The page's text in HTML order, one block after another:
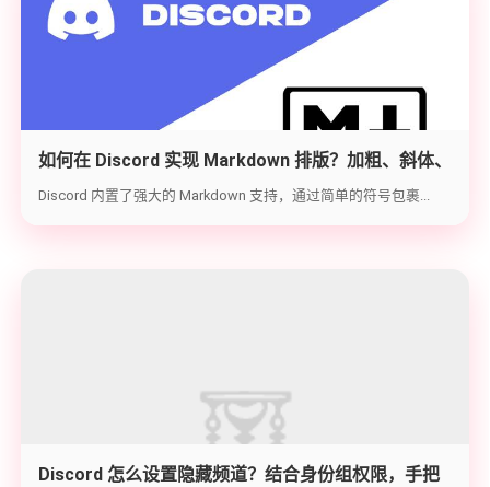
如何在 Discord 实现 Markdown 排版？加粗、斜体、
代码块与隐藏文字教学
Discord 内置了强大的 Markdown 支持，通过简单的符号包裹...
Discord 怎么设置隐藏频道？结合身份组权限，手把